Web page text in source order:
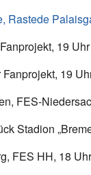
Rastede
19 Uhr
19
FES-
Stadion
FES HH, 18